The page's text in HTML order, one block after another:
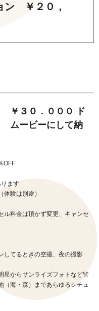
ン ￥２０，
￥３０．０００ ド
ムービーにして納
OFF
ます
験は別途）
ル料金は頂かず変更、キャンセ
してるときの空撮、夜の撮影
星からサンライズフォトなど皆
海・森）まであらゆるシチュ